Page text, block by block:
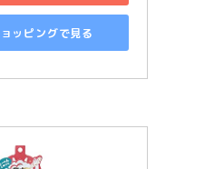
ッピングで見る